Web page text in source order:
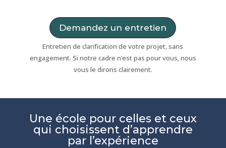
Demandez un entretien
Entretien de clarification de votre projet, sans
engagement. Si notre cadre n’est pas pour vous, nous
vous le dirons clairement.
Une école pour celles et ceux
qui choisissent d’apprendre
par l’expérience